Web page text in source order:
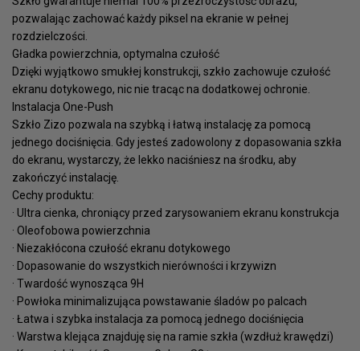
pozwalając zachować każdy piksel na ekranie w pełnej
rozdzielczości.
Gładka powierzchnia, optymalna czułość
Dzięki wyjątkowo smukłej konstrukcji, szkło zachowuje czułość
ekranu dotykowego, nic nie tracąc na dodatkowej ochronie.
Instalacja One-Push
Szkło Zizo pozwala na szybką i łatwą instalację za pomocą
jednego dociśnięcia. Gdy jesteś zadowolony z dopasowania szkła
do ekranu, wystarczy, że lekko naciśniesz na środku, aby
zakończyć instalację.
Cechy produktu:
· Ultra cienka, chroniący przed zarysowaniem ekranu konstrukcja
· Oleofobowa powierzchnia
· Niezakłócona czułość ekranu dotykowego
· Dopasowanie do wszystkich nierówności i krzywizn
· Twardość wynosząca 9H
· Powłoka minimalizująca powstawanie śladów po palcach
· Łatwa i szybka instalacja za pomocą jednego dociśnięcia
· Warstwa klejąca znajduję się na ramie szkła (wzdłuż krawędzi)